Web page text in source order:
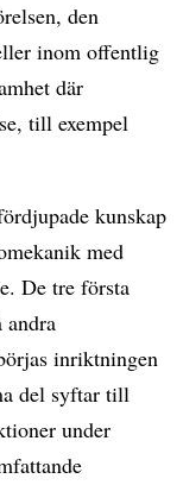
den
inom offentlig
där
till exempel
kunskap
med
De tre första
andra
inriktningen
del syftar till
under